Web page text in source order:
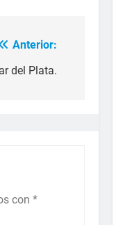
Anterior:
del Plata.
con *